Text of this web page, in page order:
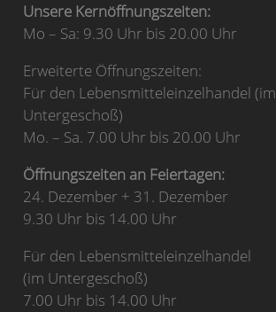
Unsere Kernöffnungszeiten:
Mo – Sa: 9.30 Uhr bis 20.00 Uhr
Erweiterte Öffnungszeiten:
Für den Lebensmitteleinzelhandel (im
Untergeschoß)
Mo. – Sa. 7.00 Uhr bis 20.00 Uhr
Öffnungszeiten an Feiertagen:
24. Dezember + 31. Dezember
9.30 Uhr bis 14.00 Uhr
Für den Lebensmitteleinzelhandel
(im Untergeschoß)
7.00 Uhr bis 14.00 Uhr